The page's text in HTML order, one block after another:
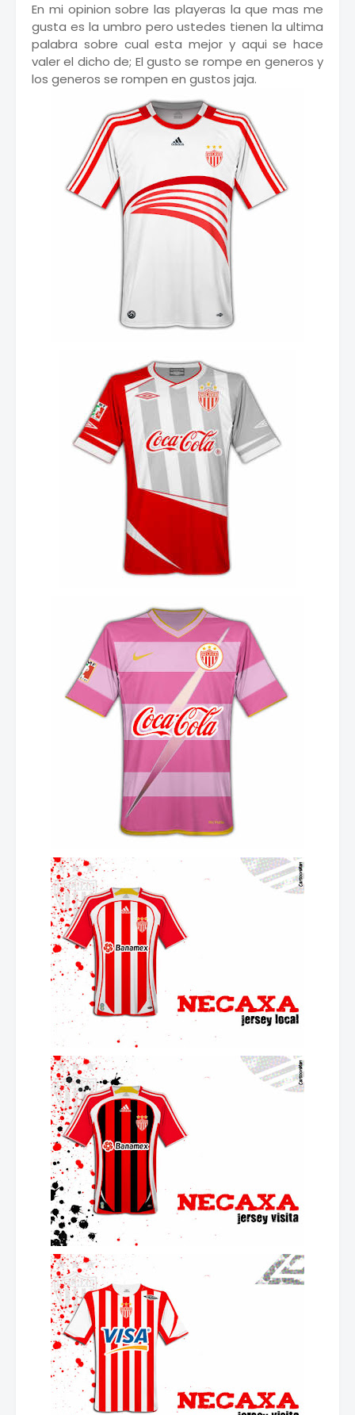
En mi opinion sobre las playeras la que mas me
gusta es la umbro pero ustedes tienen la ultima
palabra sobre cual esta mejor y aqui se hace
valer el dicho de; El gusto se rompe en generos y
los generos se rompen en gustos jaja.